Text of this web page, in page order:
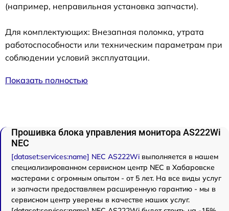
(например, неправильная установка запчасти).
Для комплектующих: Внезапная поломка, утрата
работоспособности или техническим параметрам при
соблюдении условий эксплуатации.
Показать полностью
Прошивка блока управления монитора AS222Wi
NEC
[dataset:services:name] NEC AS222Wi выполняется в нашем
специализированном сервисном центр NEC в Хабаровске
мастерами с огромным опытом - от 5 лет. На все виды услуг
и запчасти предоставляем расширенную гарантию - мы в
сервисном центр уверены в качестве наших услуг.